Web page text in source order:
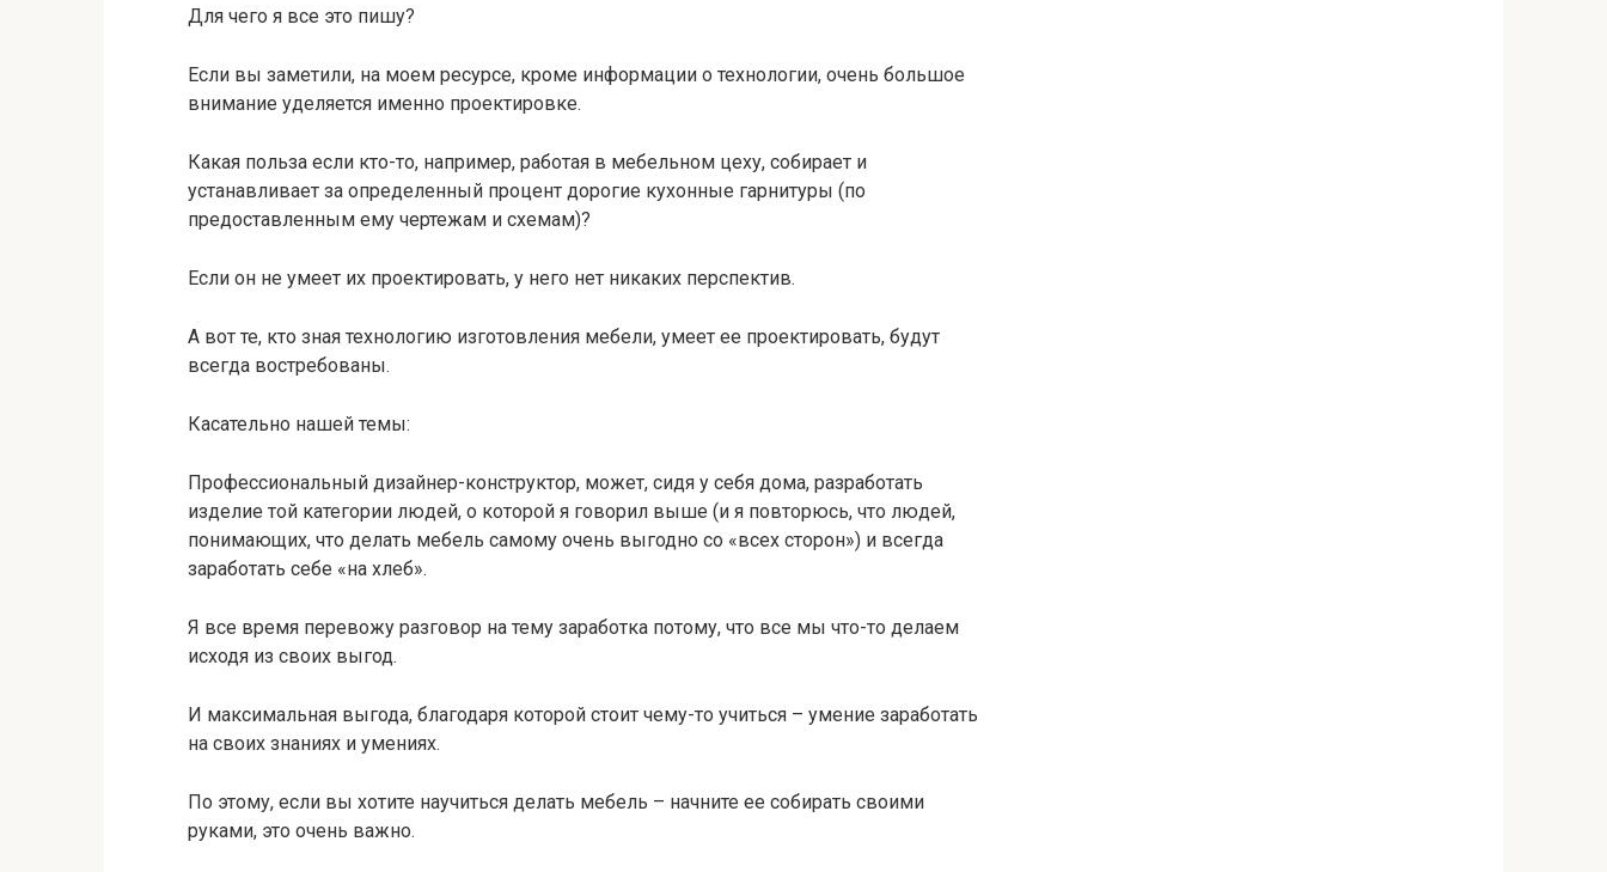
Для чего я все это пишу?
Если вы заметили, на моем ресурсе, кроме информации о технологии, очень большое
внимание уделяется именно проектировке.
Какая польза если кто-то, например, работая в мебельном цеху, собирает и
устанавливает за определенный процент дорогие кухонные гарнитуры (по
предоставленным ему чертежам и схемам)?
Если он не умеет их проектировать, у него нет никаких перспектив.
А вот те, кто зная технологию изготовления мебели, умеет ее проектировать, будут
всегда востребованы.
Касательно нашей темы:
Профессиональный дизайнер-конструктор, может, сидя у себя дома, разработать
изделие той категории людей, о которой я говорил выше (и я повторюсь, что людей,
понимающих, что делать мебель самому очень выгодно со «всех сторон») и всегда
заработать себе «на хлеб».
Я все время перевожу разговор на тему заработка потому, что все мы что-то делаем
исходя из своих выгод.
И максимальная выгода, благодаря которой стоит чему-то учиться – умение заработать
на своих знаниях и умениях.
По этому, если вы хотите научиться делать мебель – начните ее собирать своими
руками, это очень важно.